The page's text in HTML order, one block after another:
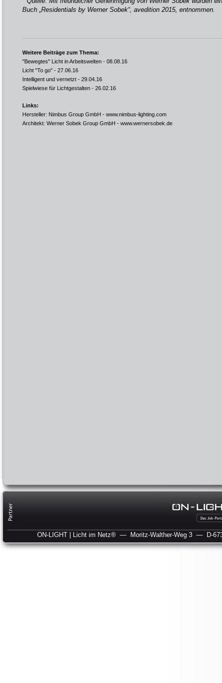
Buch „Residentials by Werner Sobek“, avedition 2015, entnommen.
Weitere Beiträge zum Thema:
"Bewegtes" Licht in Arbeitswelten - 08.08.16
Licht "To go" - 27.06.16
Intelligent und vernetzt - 29.04.16
Spielwiese für Lichtgestalten - 26.02.16
Links:
Hersteller: Nimbus Group GmbH - www.nimbus-lighting.com
Architekt: Werner Sobek Group GmbH - www.wernersobek.de
ON-LIGHT | Licht im Netz® — Moritz-Walther-Weg 3 — D-